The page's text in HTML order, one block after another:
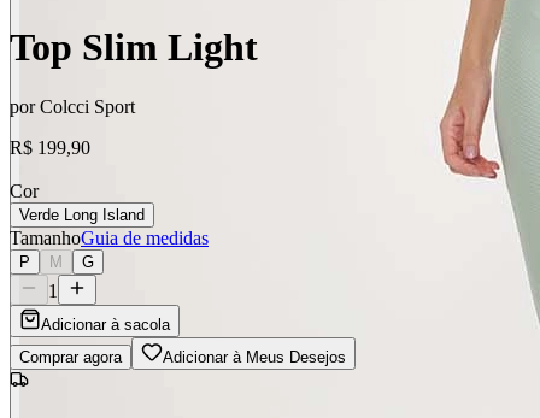
Top Slim Light
porColcci Sport
R$ 199,90
Cor
Verde Long Island
TamanhoGuia de medidas
P M G
1
Adicionar à sacola
Comprar agora
Adicionar à Meus Desejos